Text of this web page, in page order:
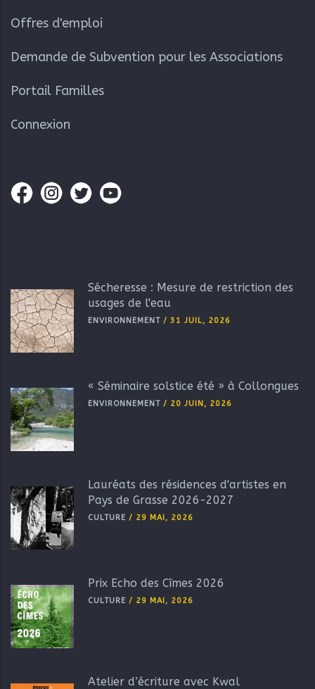
Offres d'emploi
Demande de Subvention pour les Associations
Portail Familles
Connexion
Sécheresse : Mesure de restriction des
usages de l'eau
ENVIRONNEMENT / 31 JUIL, 2026
« Séminaire solstice été » à Collongues
ENVIRONNEMENT / 20 JUIN, 2026
Lauréats des résidences d'artistes en
Pays de Grasse 2026-2027
CULTURE / 29 MAI, 2026
Prix Echo des Cîmes 2026
CULTURE / 29 MAI, 2026
Atelier d’écriture avec Kwal